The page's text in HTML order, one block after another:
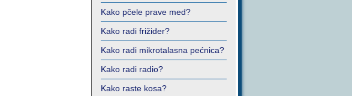
Kako pčele prave med?
Kako radi frižider?
Kako radi mikrotalasna pećnica?
Kako radi radio?
Kako raste kosa?